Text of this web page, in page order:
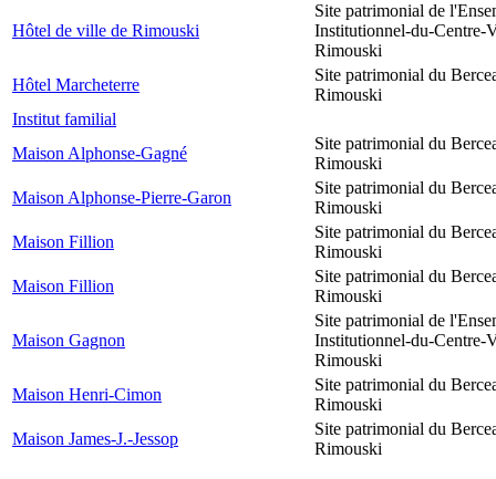
Hôtel de ville de Rimouski
Site patrimonial de
Institutionnel-du-Centre-
Rimouski
Hôtel Marcheterre
Site patrimonial du
Rimouski
Institut familial
Maison Alphonse-Gagné
Site patrimonial du
Rimouski
Maison Alphonse-Pierre-Garon
Site patrimonial du
Rimouski
Maison Fillion
Site patrimonial du
Rimouski
Maison Fillion
Site patrimonial du
Rimouski
Maison Gagnon
Site patrimonial de
Institutionnel-du-Centre-
Rimouski
Maison Henri-Cimon
Site patrimonial du
Rimouski
Maison James-J.-Jessop
Site patrimonial du
Rimouski